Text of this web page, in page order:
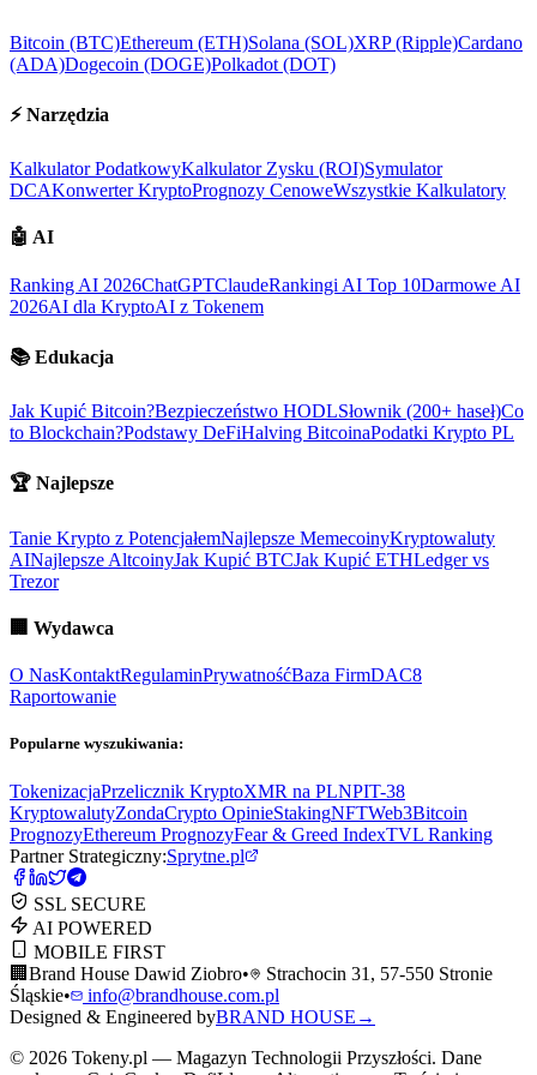
Bitcoin (BTC)Ethereum (ETH)Solana (SOL)XRP (Ripple)Cardano
(ADA)Dogecoin (DOGE)Polkadot (DOT)
⚡ Narzędzia
Kalkulator PodatkowyKalkulator Zysku (ROI)Symulator
DCAKonwerter KryptoPrognozy CenoweWszystkie Kalkulatory
🤖 AI
Ranking AI 2026ChatGPTClaudeRankingi AI Top 10Darmowe AI
2026AI dla KryptoAI z Tokenem
📚 Edukacja
Jak Kupić Bitcoin?Bezpieczeństwo HODLSłownik (200+ haseł)Co
to Blockchain?Podstawy DeFiHalving BitcoinaPodatki Krypto PL
🏆 Najlepsze
Tanie Krypto z PotencjałemNajlepsze MemecoinyKryptowaluty
AINajlepsze AltcoinyJak Kupić BTCJak Kupić ETHLedger vs
Trezor
🏢 Wydawca
O NasKontaktRegulaminPrywatnośćBaza FirmDAC8
Raportowanie
Popularne wyszukiwania:
TokenizacjaPrzelicznik KryptoXMR na PLNPIT-38
KryptowalutyZondaCrypto OpinieStakingNFTWeb3Bitcoin
PrognozyEthereum PrognozyFear & Greed IndexTVL Ranking
Partner Strategiczny:Sprytne.pl
SSL SECURE
AI POWERED
MOBILE FIRST
🏢 Brand House Dawid Ziobro•
Strachocin 31, 57-550 Stronie
Śląskie•
info@brandhouse.com.pl
Designed & Engineered byBRAND HOUSE →
© 2026 Tokeny.pl — Magazyn Technologii Przyszłości. Dane